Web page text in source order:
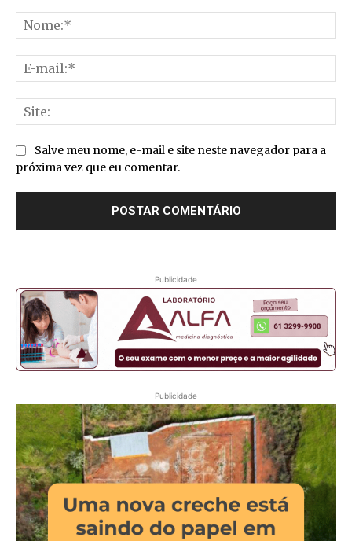
Salve meu nome, e-mail e site neste navegador para a
próxima vez que eu comentar.
Publicidade
Publicidade